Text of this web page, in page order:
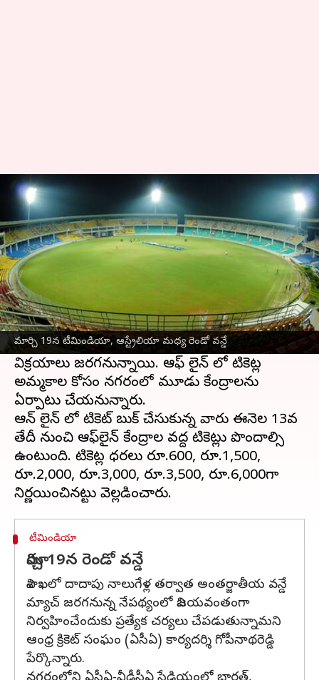
మార్చి 19న టీమిండియా, ఆస్ట్రేలియా మధ్య రెండో వన్డే
ODI Tickets: 10 నుంచి విశాఖ వన్డే
టికెట్ల అమ్మకం
వ్రాసిన వారు Jayachandra Akuri Mar 08, 2023 11:35 am
ఈ వార్తాకథనం ఏంటి
భారత్, ఆస్ట్రేలియాజట్ల మధ్య ఈనెల 19న జరిగే రెండో
వన్డే టికెట్ల అమ్మకం ఈనెల 10 నుంచి ప్రారంభం
కానున్నాయి. ఆఫ్‌లైన్‌లో ఈనెల 13 నుంచి టికెట్లు
విక్రయాలు జరగనున్నాయి. ఆఫ్ లైన్ లో టికెట్ల
అమ్మకాల కోసం నగరంలో మూడు కేంద్రాలను
ఏర్పాటు చేయనున్నారు.
ఆన్ లైన్ లో టికెట్ బుక్ చేసుకున్న వారు ఈనెల 13వ
తేదీ నుంచి ఆఫ్‌లైన్ కేంద్రాల వద్ద టికెట్లు పొందాల్సి
ఉంటుంది. టికెట్ల ధరలు రూ.600, రూ.1,500,
రూ.2,000, రూ.3,000, రూ.3,500, రూ.6,000గా
టీమిండియా
మార్చి 19న రెండో వన్డే
విశాఖలో దాదాపు నాలుగేళ్ల తర్వాత అంతర్జాతీయ వన్డే
మ్యాచ్ జరగనున్న నేపథ్యంలో విజయవంతంగా
నిర్వహించేందుకు ప్రత్యేక చర్యలు చేపడుతున్నామని
ఆంధ్ర క్రికెట్‌ సంఘం (ఏసీఏ) కార్యదర్శి గోపీనాథరెడ్డి
పేర్కొన్నారు.